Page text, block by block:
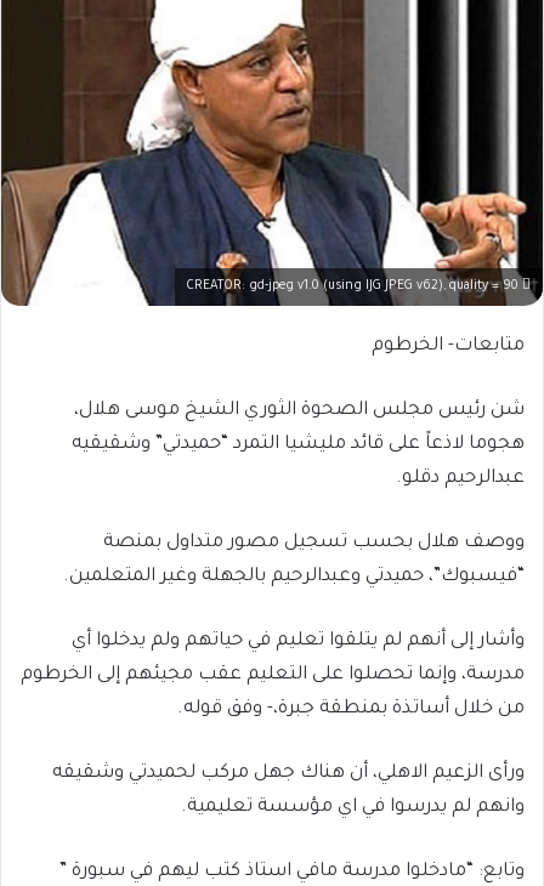
متابعات- الخرطوم
شن رئيس مجلس الصحوة الثوري الشيخ موسى هلال،
هجوما لاذعاً على قائد مليشيا التمرد “حميدتي” وشقيقيه
عبدالرحيم دقلو.
ووصف هلال بحسب تسجيل مصور متداول بمنصة
“فيسبوك”، حميدتي وعبدالرحيم بالجهلة وغير المتعلمين.
وأشار إلى أنهم لم يتلقوا تعليم في حياتهم ولم يدخلوا أي
مدرسة، وإنما تحصلوا على التعليم عقب مجيئهم إلى الخرطوم
من خلال أساتذة بمنطقة جبرة،- وفق قوله.
ورأى الزعيم الاهلي، أن هناك جهل مركب لحميدتي وشقيقه
وانهم لم يدرسوا في اي مؤسسة تعليمية.
وتابع: “مادخلوا مدرسة مافي استاذ كتب ليهم في سبورة ”